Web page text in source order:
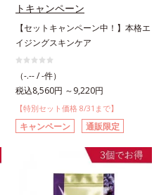
トキャンペーン
【セットキャンペーン中！】本格エ
イジングスキンケア
（-.-- / -件）
税込8,560円 ～9,220円
【特別セット価格 8/31まで】
キャンペーン 通販限定